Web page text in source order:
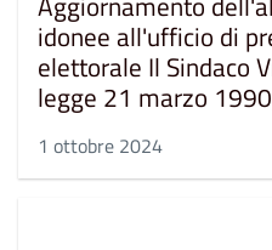
idonee all'ufficio di
elettorale Il Sindaco
legge 21 marzo
1 ottobre 2024